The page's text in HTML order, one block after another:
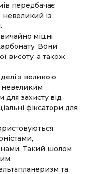
передбачає
невеликий із
міцні
Вони
висоту, а також
з великою
невеликим
захисту від
фіксатори для
Такий шолом
та